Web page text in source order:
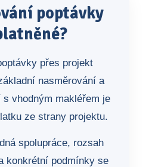
poptávky
přes projekt
nasměrování a
vhodným makléřem je
ze strany projektu.
spolupráce, rozsah
konkrétní podmínky se